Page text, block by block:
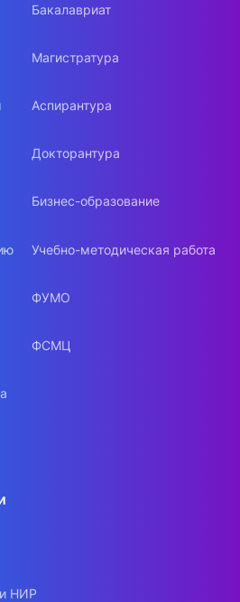
Бакалавриат
Магистратура
Аспирантура
Докторантура
Бизнес-образование
Учебно-методическая работа
ФУМО
ФСМЦ
НИР